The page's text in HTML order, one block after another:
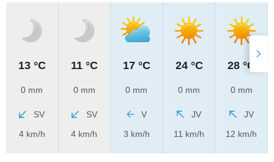
13 °C
0 mm
SV
4 km/h
11 °C
0 mm
SV
4 km/h
17 °C
0 mm
V
3 km/h
24 °C
0 mm
JV
11 km/h
28 °C
0 mm
JV
12 km/h